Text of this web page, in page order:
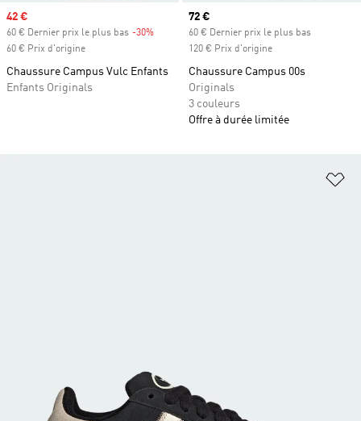
Prix soldé
42 €
60 € Dernier prix le plus bas -30%
60 € Prix d'origine
Chaussure Campus Vulc Enfants
Enfants Originals
Prix actuel
72 €
60 € Dernier prix le plus bas
120 € Prix d'origine
Chaussure Campus 00s
Originals
3 couleurs
Offre à durée limitée